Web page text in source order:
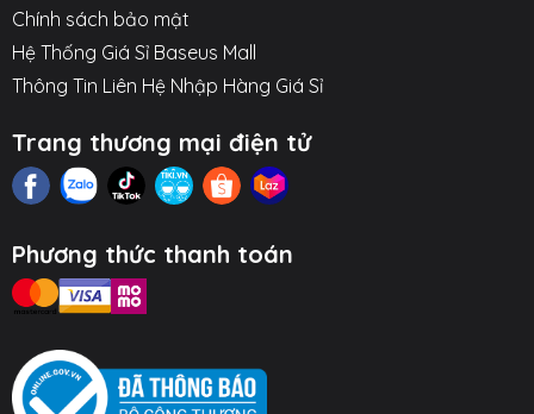
Chính sách bảo mật
Hệ Thống Giá Sỉ Baseus Mall
Thông Tin Liên Hệ Nhập Hàng Giá Sỉ
Trang thương mại điện tử
Phương thức thanh toán